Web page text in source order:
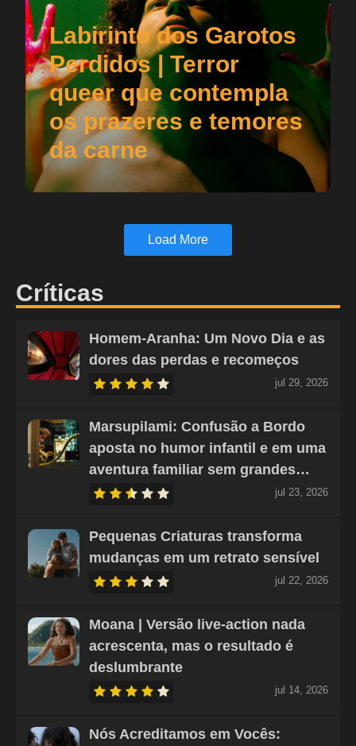
Labirinto dos Garotos
Perdidos | Terror
queer que contempla
os prazeres e temores
da carne
Load More
Críticas
Homem-Aranha: Um Novo Dia e as
dores das perdas e recomeços
jul 29, 2026
Marsupilami: Confusão a Bordo
aposta no humor infantil e em uma
aventura familiar sem grandes…
jul 23, 2026
Pequenas Criaturas transforma
mudanças em um retrato sensível
jul 22, 2026
Moana | Versão live-action nada
acrescenta, mas o resultado é
deslumbrante
jul 14, 2026
Nós Acreditamos em Vocês: